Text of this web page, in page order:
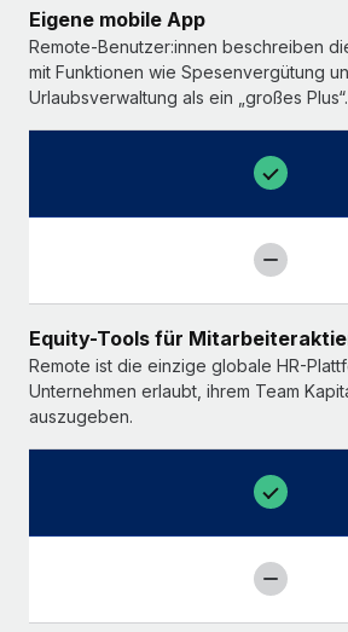
Eigene mobile App
Remote-Benutzer:innen beschreiben
mit Funktionen wie Spesenvergütung
Urlaubsverwaltung als ein „großes Plus“.
Equity-Tools für
Remote ist die einzige globale HR-
Unternehmen erlaubt, ihrem Team
auszugeben.